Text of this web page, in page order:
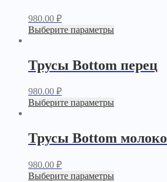
980.00 ₽
Выберите параметры
Трусы Bottom перец
980.00 ₽
Выберите параметры
Трусы Bottom молоко
980.00 ₽
Выберите параметры